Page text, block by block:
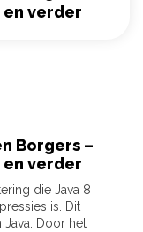
en verder
Borgers –
en verder
die Java 8
is. Dit
Door het